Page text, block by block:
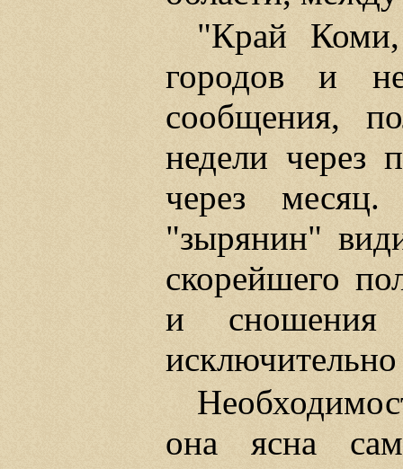
"Край Коми,
городов и
сообщения,
недели через
через
"зырянин"
скорейшего
и
она ясна